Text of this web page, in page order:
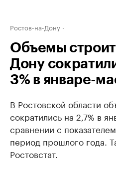
Ростов-на-Дону
Объемы
Дону
3% в январе-
В Ростовской области
сократились на 2,7% в
сравнении с
период прошлого года.
Ростовстат.